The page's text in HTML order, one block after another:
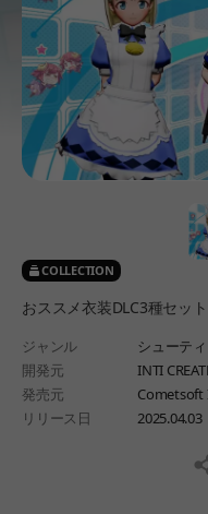
COLLECTION
おススメ衣装DLC3種セッ
ジャンル シューテ
開発元
INTI
発売元
Cometsoft
リリース日
2025.04.03